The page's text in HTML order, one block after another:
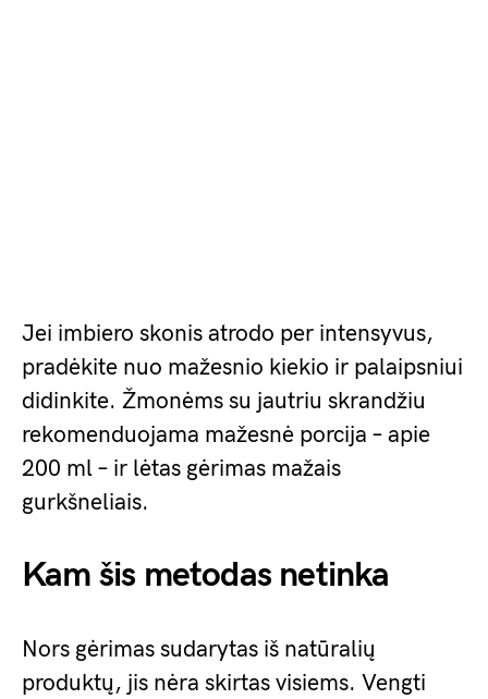
Jei imbiero skonis atrodo per intensyvus,
pradėkite nuo mažesnio kiekio ir palaipsniui
didinkite. Žmonėms su jautriu skrandžiu
rekomenduojama mažesnė porcija – apie
200 ml – ir lėtas gėrimas mažais
gurkšneliais.
Kam šis metodas netinka
Nors gėrimas sudarytas iš natūralių
produktų, jis nėra skirtas visiems. Vengti